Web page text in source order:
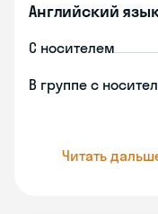
Английский
С носителем
В группе с
Читать